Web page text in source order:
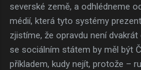
severské země, a odhlédneme
médií, která tyto systémy
zjistíme, že opravdu není
se sociálním státem by měl být
příkladem, kudy nejít, protože –